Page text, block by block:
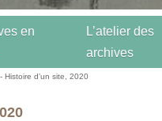
en
L’atelier des
archives
Histoire d’un site, 2020